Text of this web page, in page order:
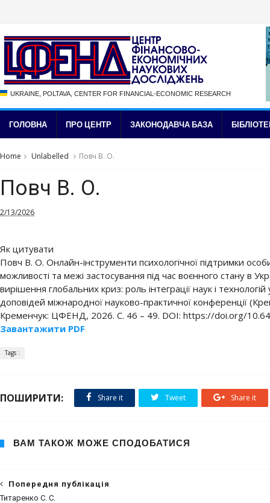
UKRAINE, POLTAVA, CENTER FOR FINANCIAL-ECONOMIC RESEARCH
ГОЛОВНА ПРО ЦЕНТР ЗАКОНОДАВЧА БАЗА
Home Unlabelled Повч В. О.
Повч В. О.
2/13/2026
Як цитувати
Повч В. О. Онлайн-інструменти психологічної підтримки
можливості та межі застосування під час воєнного стану в
вирішення глобальних криз: роль інтеграції наук і технологій
доповідей міжнародної науково-практичної конференції
Кременчук: ЦФЕНД, 2026. С. 46 – 49. DOI: https://doi.org/
Завантажити PDF
Tags :
ПОШИРИТИ: Share it Tweet Share it
ВАМ ТАКОЖ МОЖЕ СПОДОБАТИСЯ
Попередня публікація
Титаренко С. С.